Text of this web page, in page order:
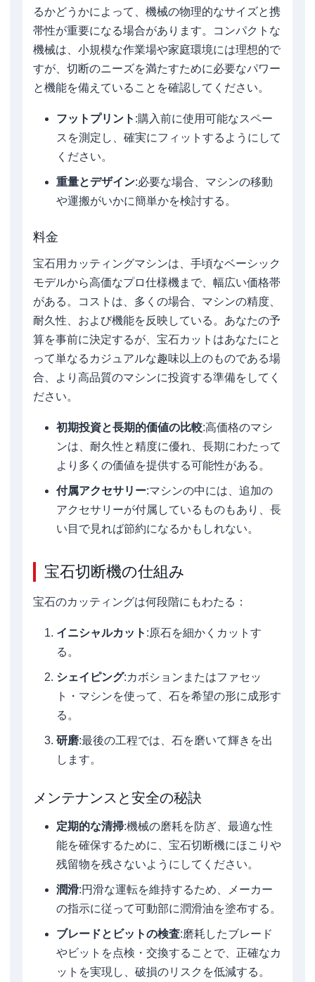
るかどうかによって、機械の物理的なサイズと携
帯性が重要になる場合があります。コンパクトな
機械は、小規模な作業場や家庭環境には理想的で
すが、切断のニーズを満たすために必要なパワー
と機能を備えていることを確認してください。
フットプリント :購入前に使用可能なスペー
スを測定し、確実にフィットするようにして
ください。
重量とデザイン:必要な場合、マシンの移動
や運搬がいかに簡単かを検討する。
料金
宝石用カッティングマシンは、手頃なベーシック
モデルから高価なプロ仕様機まで、幅広い価格帯
がある。コストは、多くの場合、マシンの精度、
耐久性、および機能を反映している。あなたの予
算を事前に決定するが、宝石カットはあなたにと
って単なるカジュアルな趣味以上のものである場
合、より高品質のマシンに投資する準備をしてく
ださい。
初期投資と長期的価値の比較:高価格のマシ
ンは、耐久性と精度に優れ、長期にわたって
より多くの価値を提供する可能性がある。
付属アクセサリー:マシンの中には、追加の
アクセサリーが付属しているものもあり、長
い目で見れば節約になるかもしれない。
宝石切断機の仕組み
宝石のカッティングは何段階にもわたる：
イニシャルカット :原石を細かくカットす
る。
シェイピング:カボションまたはファセッ
ト・マシンを使って、石を希望の形に成形す
る。
研磨:最後の工程では、石を磨いて輝きを出
します。
メンテナンスと安全の秘訣
定期的な清掃:機械の磨耗を防ぎ、最適な性
能を確保するために、宝石切断機にほこりや
残留物を残さないようにしてください。
潤滑:円滑な運転を維持するため、メーカー
の指示に従って可動部に潤滑油を塗布する。
ブレードとビットの検査:磨耗したブレード
やビットを点検・交換することで、正確なカ
ットを実現し、破損のリスクを低減する。